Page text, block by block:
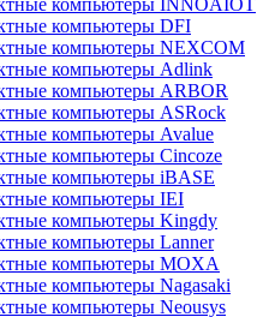
компьютеры INNOAIOT
компьютеры DFI
компьютеры NEXCOM
компьютеры Adlink
компьютеры ARBOR
компьютеры ASRock
компьютеры Avalue
компьютеры Cincoze
компьютеры iBASE
компьютеры IEI
компьютеры Kingdy
компьютеры Lanner
компьютеры MOXA
компьютеры Nagasaki
компьютеры Neousys